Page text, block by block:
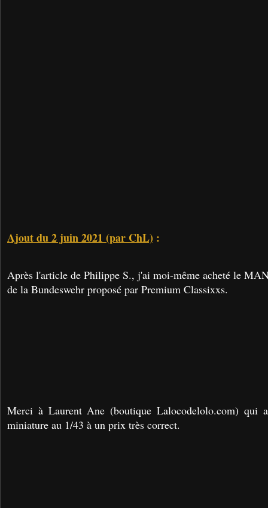
Ajout du 2 juin 2021 (par ChL) :
Après l'article de Philippe S., j'ai moi-même acheté le
de la Bundeswehr proposé par Premium Classixxs.
Merci à Laurent Ane (boutique Lalocodelolo.com) qui
miniature au 1/43 à un prix très correct.